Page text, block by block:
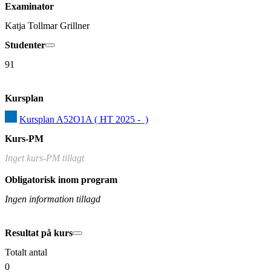
Examinator
Katja Tollmar Grillner
Studenter
91
Kursplan
Kursplan A52O1A ( HT 2025 -  )
Kurs-PM
Inget kurs-PM tillagt
Obligatorisk inom program
Ingen information tillagd
Resultat på kurs
Totalt antal
0